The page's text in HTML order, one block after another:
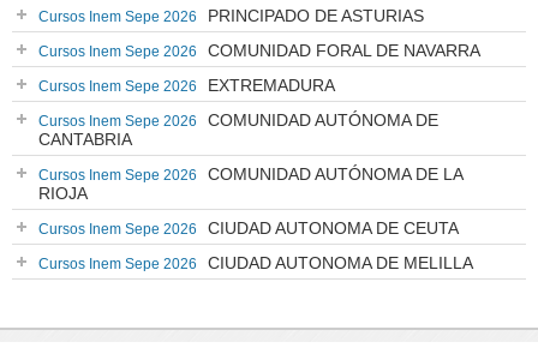
Cursos Inem Sepe 2026 PRINCIPADO DE ASTURIAS
Cursos Inem Sepe 2026 COMUNIDAD FORAL DE NAVARRA
Cursos Inem Sepe 2026 EXTREMADURA
Cursos Inem Sepe 2026
COMUNIDAD AUTÓNOMA DE
CANTABRIA
Cursos Inem Sepe 2026
COMUNIDAD AUTÓNOMA DE LA
RIOJA
Cursos Inem Sepe 2026 CIUDAD AUTONOMA DE CEUTA
Cursos Inem Sepe 2026 CIUDAD AUTONOMA DE MELILLA